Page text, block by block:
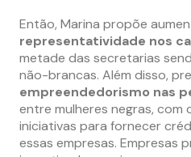
Então, Marina propõe
representatividade nos
metade das secretarias
não-brancas. Além disso,
empreendedorismo nas
entre mulheres negras,
iniciativas para fornecer
essas empresas. Empresas